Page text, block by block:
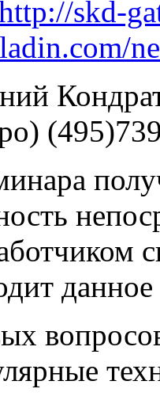
skd-